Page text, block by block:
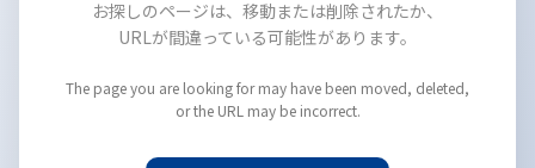
お探しのページは、移動または削除されたか、
URLが間違っている可能性があります。
The page you are looking for may have been moved, deleted,
or the URL may be incorrect.